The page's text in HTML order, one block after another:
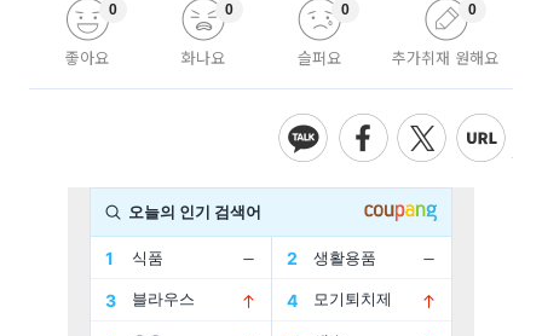
좋아요
0
화나요
0
슬퍼요
0
추가취재 원해요
0